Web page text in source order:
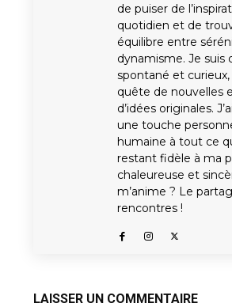
de puiser de
quotidien et de
équilibre entre
dynamisme. Je suis
spontané et
quête de nouvelles
d’idées originales.
une touche
humaine à tout ce
restant fidèle à ma
chaleureuse et
m’anime ? Le
rencontres !
LAISSER UN COMMENTAIRE